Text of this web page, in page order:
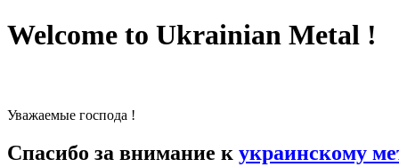
Welcome to Ukrainian Metal !
Уважаемые господа !
Спасибо за внимание к украинскому